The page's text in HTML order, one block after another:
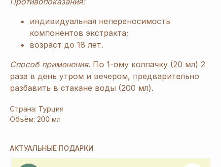
индивидуальная непереносимость
компонентов экстракта;
возраст до 18 лет.
Способ применения. По 1-ому колпачку (20 мл) 2
раза в день утром и вечером, предварительно
разбавить в стакане воды (200 мл).
Страна: Турция
Объём: 200 мл
АКТУАЛЬНЫЕ ПОДАРКИ
[ Дарим приятныеподарки и скидки
вы получаете 1 подарок из предложенных
на Ваш выбор.
При заказе от 6480 руб. вы получаете 3
и более подарка из предложенных на Ваш
выбор. В период спецакции 9/4 или 7/5
1
2
ЗАРЕГИСТРИРУЙТЕСЬ
В «ERSAG», ЧТОБЫ
ПОЛУЧИТЬСКИДКУ
20%
И ПОДАРКИ